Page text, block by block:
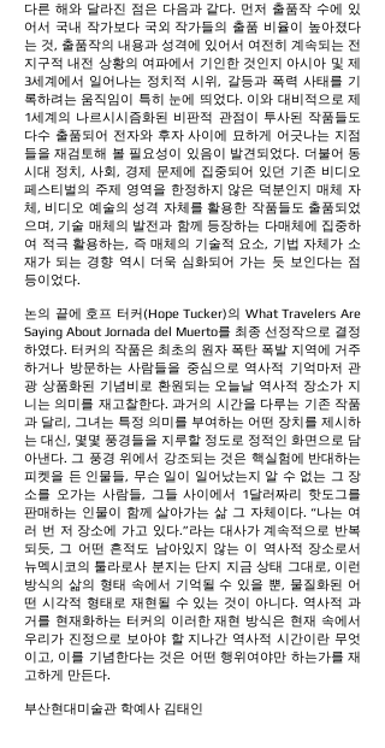
다른 해와 달라진 점은 다음과 같다. 먼저 출품작 수에 있
어서 국내 작가보다 국외 작가들의 출품 비율이 높아졌다
는 것, 출품작의 내용과 성격에 있어서 여전히 계속되는 전
지구적 내전 상황의 여파에서 기인한 것인지 아시아 및 제
3세계에서 일어나는 정치적 시위, 갈등과 폭력 사태를 기
록하려는 움직임이 특히 눈에 띄었다. 이와 대비적으로 제
1세계의 나르시시즘화된 비판적 관점이 투사된 작품들도
다수 출품되어 전자와 후자 사이에 묘하게 어긋나는 지점
들을 재검토해 볼 필요성이 있음이 발견되었다. 더불어 동
시대 정치, 사회, 경제 문제에 집중되어 있던 기존 비디오
페스티벌의 주제 영역을 한정하지 않은 덕분인지 매체 자
체, 비디오 예술의 성격 자체를 활용한 작품들도 출품되었
으며, 기술 매체의 발전과 함께 등장하는 다매체에 집중하
여 적극 활용하는, 즉 매체의 기술적 요소, 기법 자체가 소
재가 되는 경향 역시 더욱 심화되어 가는 듯 보인다는 점
등이었다.
논의 끝에 호프 터커(Hope Tucker)의 What Travelers Are
Saying About Jornada del Muerto를 최종 선정작으로 결정
하였다. 터커의 작품은 최초의 원자 폭탄 폭발 지역에 거주
하거나 방문하는 사람들을 중심으로 역사적 기억마저 관
광 상품화된 기념비로 환원되는 오늘날 역사적 장소가 지
니는 의미를 재고찰한다. 과거의 시간을 다루는 기존 작품
과 달리, 그녀는 특정 의미를 부여하는 어떤 장치를 제시하
는 대신, 몇몇 풍경들을 지루할 정도로 정적인 화면으로 담
아낸다. 그 풍경 위에서 강조되는 것은 핵실험에 반대하는
피켓을 든 인물들, 무슨 일이 일어났는지 알 수 없는 그 장
소를 오가는 사람들, 그들 사이에서 1달러짜리 핫도그를
판매하는 인물이 함께 살아가는 삶 그 자체이다. “나는 여
러 번 저 장소에 가고 있다.”라는 대사가 계속적으로 반복
되듯, 그 어떤 흔적도 남아있지 않는 이 역사적 장소로서
뉴멕시코의 툴라로사 분지는 단지 지금 상태 그대로, 이런
방식의 삶의 형태 속에서 기억될 수 있을 뿐, 물질화된 어
떤 시각적 형태로 재현될 수 있는 것이 아니다. 역사적 과
거를 현재화하는 터커의 이러한 재현 방식은 현재 속에서
우리가 진정으로 보아야 할 지나간 역사적 시간이란 무엇
이고, 이를 기념한다는 것은 어떤 행위여야만 하는가를 재
고하게 만든다.
부산현대미술관 학예사 김태인